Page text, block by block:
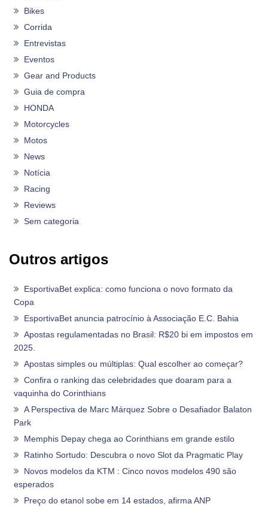
Bikes
Corrida
Entrevistas
Eventos
Gear and Products
Guia de compra
HONDA
Motorcycles
Motos
News
Notícia
Racing
Reviews
Sem categoria
Outros artigos
EsportivaBet explica: como funciona o novo formato da
Copa
EsportivaBet anuncia patrocínio à Associação E.C. Bahia
Apostas regulamentadas no Brasil: R$20 bi em impostos em
2025.
Apostas simples ou múltiplas: Qual escolher ao começar?
Confira o ranking das celebridades que doaram para a
vaquinha do Corinthians
A Perspectiva de Marc Márquez Sobre o Desafiador Balaton
Park
Memphis Depay chega ao Corinthians em grande estilo
Ratinho Sortudo: Descubra o novo Slot da Pragmatic Play
Novos modelos da KTM : Cinco novos modelos 490 são
esperados
Preço do etanol sobe em 14 estados, afirma ANP